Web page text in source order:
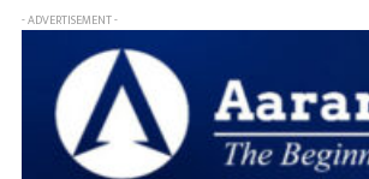
- ADVERTISEMENT -